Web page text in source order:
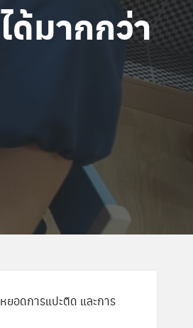
มากกว่า
อดการแปะติด และการ